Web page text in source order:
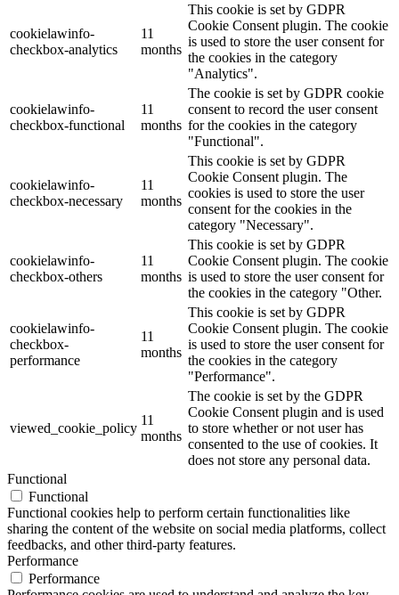
cookielawinfo-
checkbox-analytics
11
months
This cookie is set by GDPR
Cookie Consent plugin. The cookie
is used to store the user consent for
the cookies in the category
"Analytics".
cookielawinfo-
checkbox-functional
11
months
The cookie is set by GDPR cookie
consent to record the user consent
for the cookies in the category
"Functional".
cookielawinfo-
checkbox-necessary
11
months
This cookie is set by GDPR
Cookie Consent plugin. The
cookies is used to store the user
consent for the cookies in the
category "Necessary".
cookielawinfo-
checkbox-others
11
months
This cookie is set by GDPR
Cookie Consent plugin. The cookie
is used to store the user consent for
the cookies in the category "Other.
cookielawinfo-
checkbox-
performance
11
months
This cookie is set by GDPR
Cookie Consent plugin. The cookie
is used to store the user consent for
the cookies in the category
"Performance".
viewed_cookie_policy
11
months
The cookie is set by the GDPR
Cookie Consent plugin and is used
to store whether or not user has
consented to the use of cookies. It
does not store any personal data.
Functional
Functional
Functional cookies help to perform certain functionalities like
sharing the content of the website on social media platforms, collect
feedbacks, and other third-party features.
Performance
Performance